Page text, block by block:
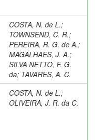
COSTA, N. de L.;
TOWNSEND, C. R.;
PEREIRA, R. G. de A.;
MAGALHAES, J. A.;
SILVA NETTO, F. G.
da; TAVARES, A. C.
COSTA, N. de L.;
OLIVEIRA, J. R. da C.